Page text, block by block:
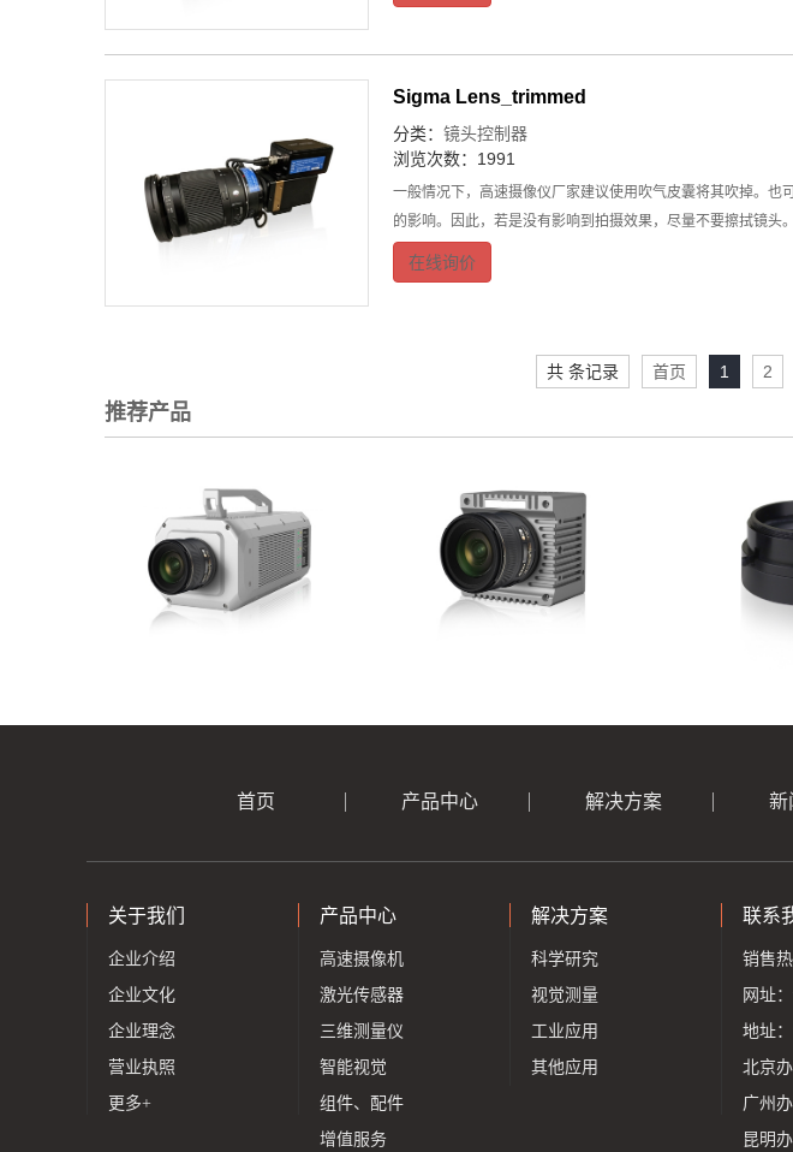
Sigma Lens_trimmed
分类： 镜头控制器
浏览次数：1991
一般情况下，高速摄像仪厂家建议使用吹气皮囊将其吹掉。
的影响。因此，若是没有影响到拍摄效果，尽量不要擦拭镜头
在线询价
共 条记录 首页 1 2
推荐产品
首页 产品中心 解决方案 新
关于我们
企业介绍
企业文化
企业理念
营业执照
更多+
产品中心
高速摄像机
激光传感器
三维测量仪
智能视觉
组件、配件
增值服务
解决方案
科学研究
视觉测量
工业应用
其他应用
联系
销售热
网址：
地址
北京
广州
昆明